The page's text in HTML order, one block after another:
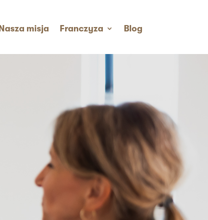
Nasza misja Franczyza Blog